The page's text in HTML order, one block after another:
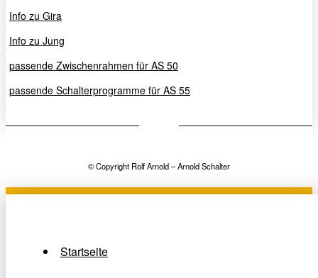
Info zu Gira
Info zu Jung
passende Zwischenrahmen für AS 50
passende Schalterprogramme für AS 55
© Copyright Rolf Arnold – Arnold Schalter
Startseite